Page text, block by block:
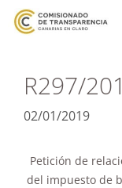
R297/
02/01/2019
Petición de
del impuesto de